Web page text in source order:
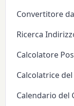
Convertitore
Ricerca
Calcolatore
Calcolatrice
Calendario del